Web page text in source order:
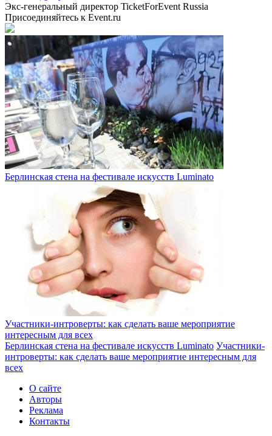
Экс-генеральный директор TicketForEvent Russia
Присоединяйтесь к Event.ru
Берлинская стена на фестивале искусств Luminato
Участники-интроверты: как сделать ваше мероприятие
интересным для всех
Берлинская стена на фестивале искусств Luminato Участники-
интроверты: как сделать ваше мероприятие интересным для
всех
О сайте
Авторы
Реклама
Контакты